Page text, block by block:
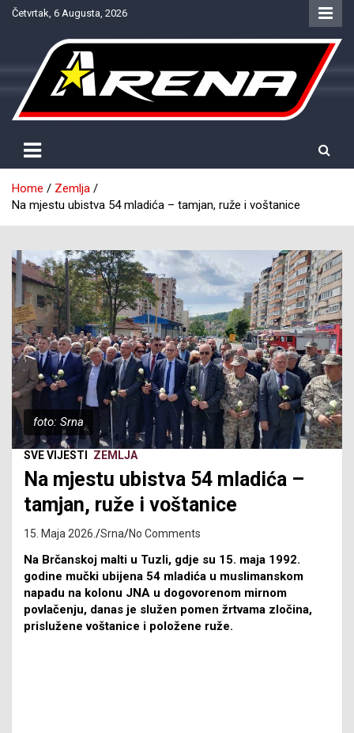
SkipČetvrtak, 6 Augusta, 2026
NTV Arena
Home
Zemlja
Na mjestu ubistva 54 mladića – tamjan, ruže i voštanice
foto: Srna
SVE VIJESTI ZEMLJA
Na mjestu ubistva 54 mladića –
tamjan, ruže i voštanice
15. Maja 2026. Srna No Comments
Na Brčanskoj malti u Tuzli, gdje su 15. maja 1992.
godine mučki ubijena 54 mladića u muslimanskom
napadu na kolonu JNA u dogovorenom mirnom
povlačenju, danas je služen pomen žrtvama zločina,
prislužene voštanice i položene ruže.